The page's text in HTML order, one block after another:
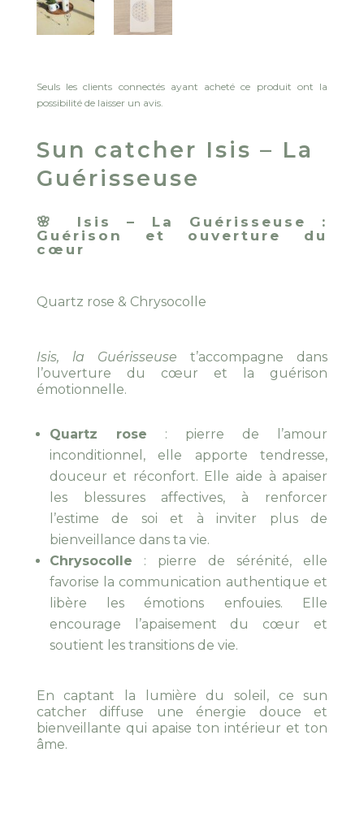
Seuls les clients connectés ayant acheté ce produit ont la
possibilité de laisser un avis.
Sun catcher Isis – La
Guérisseuse
🌸 Isis – La Guérisseuse :
Guérison et ouverture du
cœur
Quartz rose & Chrysocolle
Isis, la Guérisseuse t’accompagne dans
l’ouverture du cœur et la guérison
émotionnelle.
Quartz rose : pierre de l’amour
inconditionnel, elle apporte tendresse,
douceur et réconfort. Elle aide à apaiser
les blessures affectives, à renforcer
l’estime de soi et à inviter plus de
bienveillance dans ta vie.
Chrysocolle : pierre de sérénité, elle
favorise la communication authentique et
libère les émotions enfouies. Elle
encourage l’apaisement du cœur et
soutient les transitions de vie.
En captant la lumière du soleil, ce sun
catcher diffuse une énergie douce et
bienveillante qui apaise ton intérieur et ton
âme.